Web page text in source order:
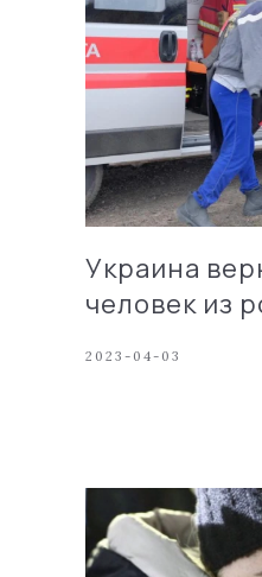
Украина
человек из
2023-04-03